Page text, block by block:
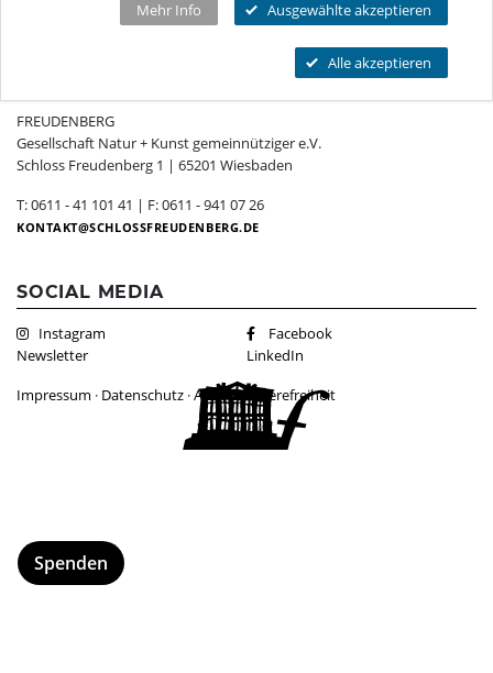
Programmkalender
Geförderter Besuch
Seniorengruppen
Schlosscafé
Kindergeburtstag
FAQs Kindergeburtstage
Nachtmahl
Weinprobe in der Dunkelbar
Wanderbühne Freudenberg
Anstehende Kulturveranstaltungen
MEHR INFOS...
Öffnungszeiten
Eintrittspreise
Ermäßigungen
Kontakt
Newsletter
Was ist das Erfahrungsfeld?
Mobiles Erfahrungsfeld
FREUDENBERG
Gesellschaft Natur + Kunst gemeinnütziger e.V.
Schloss Freudenberg 1 | 65201 Wiesbaden
T: 0611 - 41 101 41 | F: 0611 - 941 07 26
KONTAKT SCHLOSSFREUDENBERG.DE
SOCIAL MEDIA
Instagram
Facebook
Newsletter
LinkedIn
Impressum · Datenschutz ·AGBs ·Barrierefreiheit
Spenden
Mehr Info Ausgewählte akzeptieren
Alle akzeptieren